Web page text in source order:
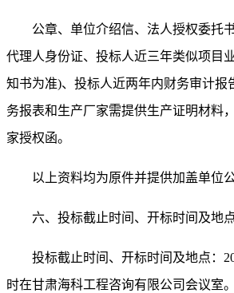
公章、单位介绍信、法人授权委托
代理人身份证、投标人近三年类似项目
知书为准)、 投标人近两年内财务审计报
务报表和生产厂家需提供生产证明材料，
家授权函。
以上资料均为原件并提供加盖单位
六、投标截止时间、开标时间及地点
投标截止时间、开标时间及地点：
时在甘肃海科工程咨询有限公司 会议室。